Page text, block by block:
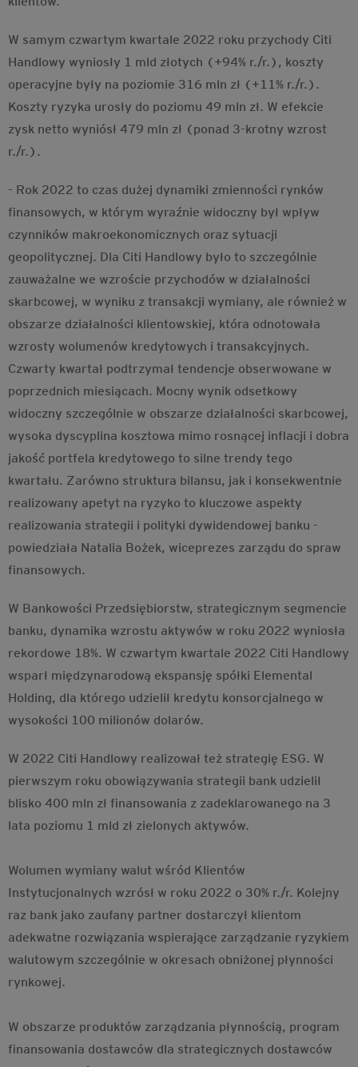
W samym czwartym kwartale 2022 roku przychody Citi
Handlowy wyniosły 1 mld złotych (+94% r./r.), koszty
operacyjne były na poziomie 316 mln zł (+11% r./r.).
Koszty ryzyka urosły do poziomu 49 mln zł. W efekcie
zysk netto wyniósł 479 mln zł (ponad 3-krotny wzrost
r./r.).
- Rok 2022 to czas dużej dynamiki zmienności rynków
finansowych, w którym wyraźnie widoczny był wpływ
czynników makroekonomicznych oraz sytuacji
geopolitycznej. Dla Citi Handlowy było to szczególnie
zauważalne we wzroście przychodów w działalności
skarbcowej, w wyniku z transakcji wymiany, ale również w
obszarze działalności klientowskiej, która odnotowała
wzrosty wolumenów kredytowych i transakcyjnych.
Czwarty kwartał podtrzymał tendencje obserwowane w
poprzednich miesiącach. Mocny wynik odsetkowy
widoczny szczególnie w obszarze działalności skarbcowej,
wysoka dyscyplina kosztowa mimo rosnącej inflacji i dobra
jakość portfela kredytowego to silne trendy tego
kwartału. Zarówno struktura bilansu, jak i konsekwentnie
realizowany apetyt na ryzyko to kluczowe aspekty
realizowania strategii i polityki dywidendowej banku -
powiedziała Natalia Bożek, wiceprezes zarządu do spraw
finansowych.
W Bankowości Przedsiębiorstw, strategicznym segmencie
banku, dynamika wzrostu aktywów w roku 2022 wyniosła
rekordowe 18%. W czwartym kwartale 2022 Citi Handlowy
wsparł międzynarodową ekspansję spółki Elemental
Holding, dla którego udzielił kredytu konsorcjalnego w
wysokości 100 milionów dolarów.
W 2022 Citi Handlowy realizował też strategię ESG. W
pierwszym roku obowiązywania strategii bank udzielił
blisko 400 mln zł finansowania z zadeklarowanego na 3
lata poziomu 1 mld zł zielonych aktywów.
Wolumen wymiany walut wśród Klientów
Instytucjonalnych wzrósł w roku 2022 o 30% r./r. Kolejny
raz bank jako zaufany partner dostarczył klientom
adekwatne rozwiązania wspierające zarządzanie ryzykiem
walutowym szczególnie w okresach obniżonej płynności
rynkowej.
W obszarze produktów zarządzania płynnością, program
finansowania dostawców dla strategicznych dostawców